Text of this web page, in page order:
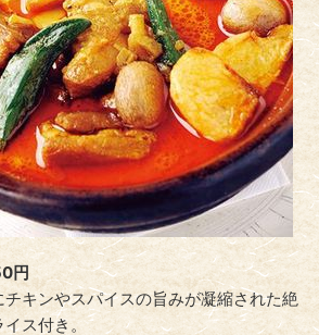
円
キンやスパイスの旨みが凝縮された絶
イス付き。